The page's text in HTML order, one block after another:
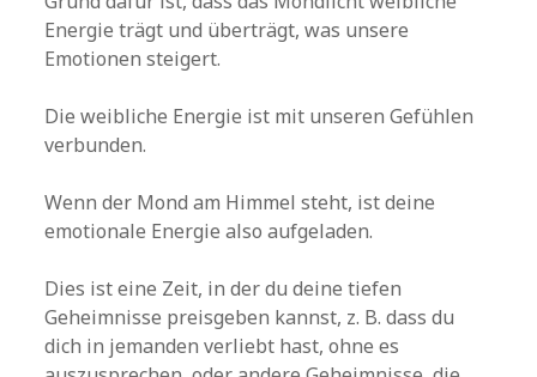
Energie trägt und überträgt, was unsere
Emotionen steigert.
Die weibliche Energie ist mit unseren Gefühlen
verbunden.
Wenn der Mond am Himmel steht, ist deine
emotionale Energie also aufgeladen.
Dies ist eine Zeit, in der du deine tiefen
Geheimnisse preisgeben kannst, z. B. dass du
dich in jemanden verliebt hast, ohne es